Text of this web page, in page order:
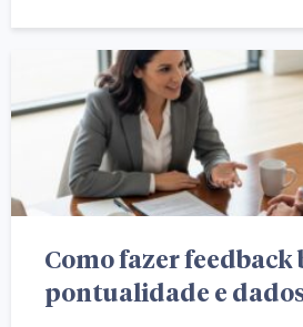
Como fazer feedback
pontualidade e